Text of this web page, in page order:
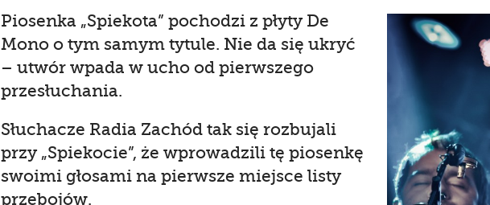
Piosenka „Spiekota” pochodzi z płyty De
Mono o tym samym tytule. Nie da się ukryć
– utwór wpada w ucho od pierwszego
przesłuchania.
Słuchacze Radia Zachód tak się rozbujali
przy „Spiekocie”, że wprowadzili tę piosenkę
swoimi głosami na pierwsze miejsce listy
przebojów.